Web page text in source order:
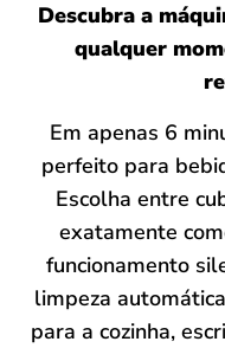
Descubra a
qualquer
Em apenas 6
perfeito para
Escolha entre
exatamente
funcionamento
limpeza
para a cozinha,